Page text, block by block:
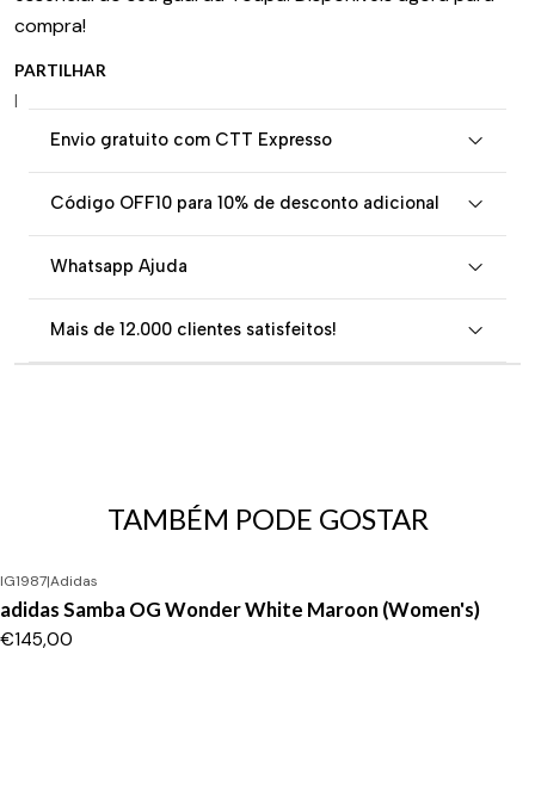
compra!
PARTILHAR
|
Envio gratuito com CTT Expresso
Código OFF10 para 10% de desconto adicional
Whatsapp Ajuda
Mais de 12.000 clientes satisfeitos!
TAMBÉM PODE GOSTAR
IG1987|Adidas
adidas Samba OG Wonder White Maroon (Women's)
€145,00